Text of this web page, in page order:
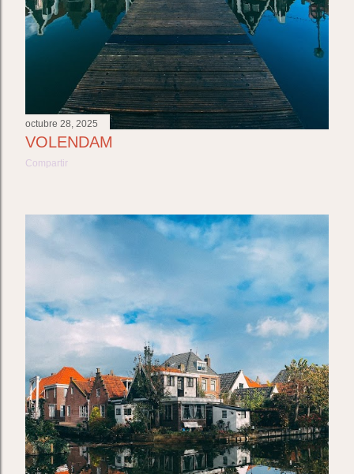
octubre 28, 2025
VOLENDAM
Compartir